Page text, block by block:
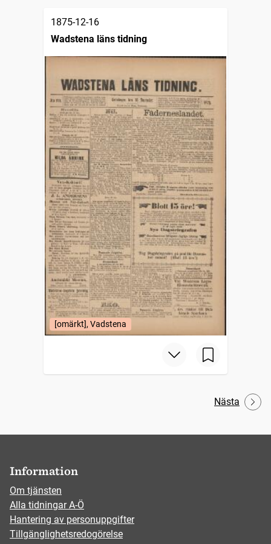
1875-12-16
Wadstena läns tidning
[omärkt], Vadstena
Nästa
Information
Om tjänsten
Alla tidningar A-Ö
Hantering av personuppgifter
Tillgänglighetsredogörelse